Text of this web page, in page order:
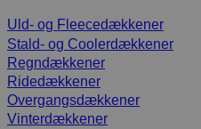
Uld- og Fleecedækkener
Stald- og Coolerdækkener
Regndækkener
Ridedækkener
Overgangsdækkener
Vinterdækkener